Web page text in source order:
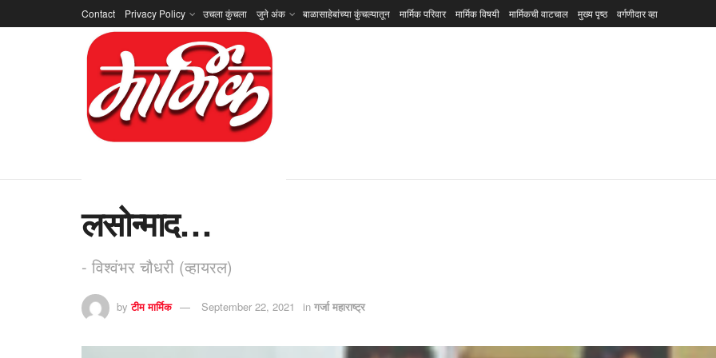
Contact Privacy Policy उचला कुंचला जुने अंक बाळासाहेबांच्या कुंचल्यातून मार्मिक परिवार मार्मिक विषयी मार्मिकची वाटचाल मुख्य पृष्ठ वर्गणीदार व्हा
लसोन्माद…
- विश्वंभर चौधरी (व्हायरल)
by टीम मार्मिक September 22, 2021 in गर्जा महाराष्ट्र